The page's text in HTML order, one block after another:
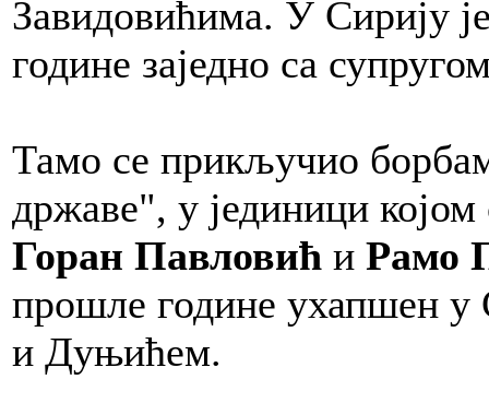
Завидовићима. У Сирију
године заједно са
Тамо се прикључио
државе", у јединици
Горан Павловић и Рамо
прошле године ухапшен у
и Дуњићем.